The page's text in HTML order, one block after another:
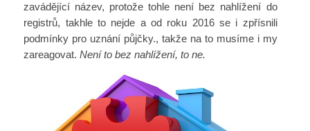
zavádějící název, protože tohle není bez nahlížení do
registrů, takhle to nejde a od roku 2016 se i zpřísnili
podmínky pro uznání půjčky., takže na to musíme i my
zareagovat.Není to bez nahlížení, to ne.